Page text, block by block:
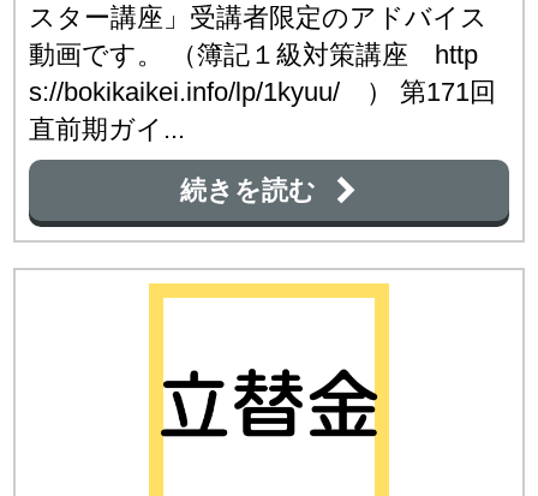
スター講座」受講者限定のアドバイス
動画です。 （簿記１級対策講座 http
s://bokikaikei.info/lp/1kyuu/ ） 第171回
直前期ガイ...
続きを読む